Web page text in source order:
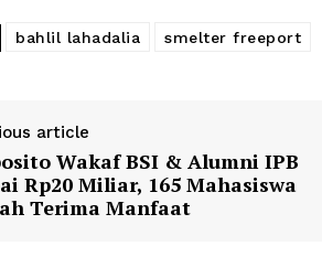
bahlil lahadalia smelter freeport
article
Wakaf BSI & Alumni IPB
Rp20 Miliar, 165 Mahasiswa
Terima Manfaat